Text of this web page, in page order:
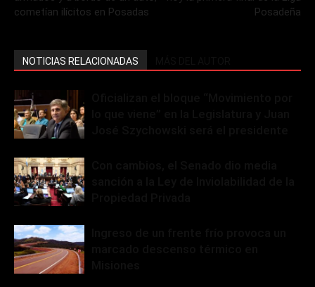
cometían ilícitos en Posadas
Posadeña
NOTICIAS RELACIONADAS